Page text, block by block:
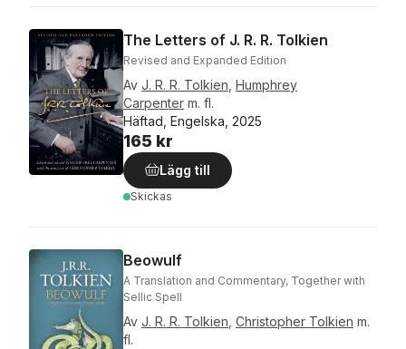
The Letters of J. R. R. Tolkien
Revised and Expanded Edition
Av J. R. R. Tolkien Humphrey
Carpenter m. fl.
Häftad, Engelska, 2025
165 kr
Lägg till
Skickas
Beowulf
A Translation and Commentary, Together with
Sellic Spell
Av J. R. R. Tolkien Christopher Tolkien m.
fl.